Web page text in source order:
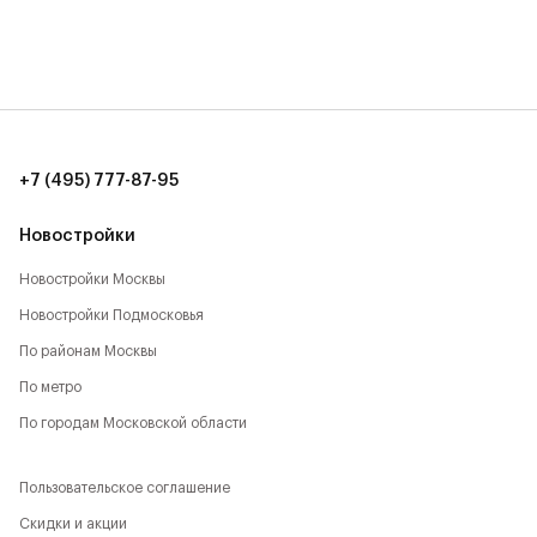
10 мин. до ИКЕА, Мега (9 км)
12 мин. до ТЦ Авиапарк (11 км)
Новостройки
Новостройки Москвы
Новостройки Подмосковья
По районам Москвы
По метро
По городам Московской области
+7 (495) 777-87-95
Пользовательское соглашение
Скидки и акции